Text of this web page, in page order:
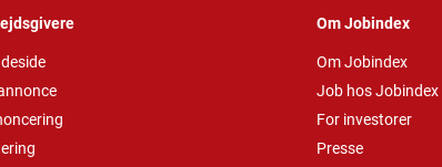
Om Jobindex
Om Jobindex
Job hos Jobindex
For investorer
Presse